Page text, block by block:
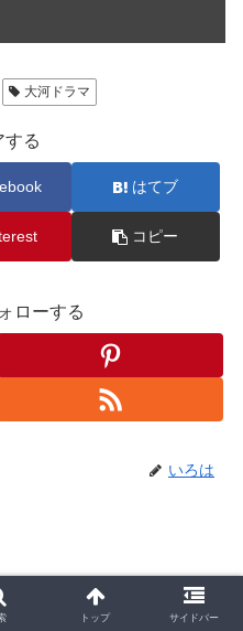
大河ドラマ
する
はてブ
コピー
ローする
いろは
た。
トップ サイドバー